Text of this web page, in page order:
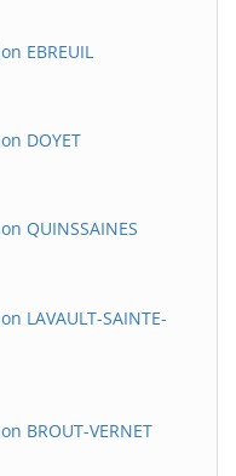
EBREUIL
DOYET
QUINSSAINES
LAVAULT-SAINTE-
BROUT-VERNET